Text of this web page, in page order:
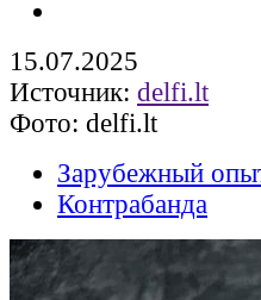
15.07.2025
Источник: delfi.lt
Фото: delfi.lt
Зарубежный
Контрабанда